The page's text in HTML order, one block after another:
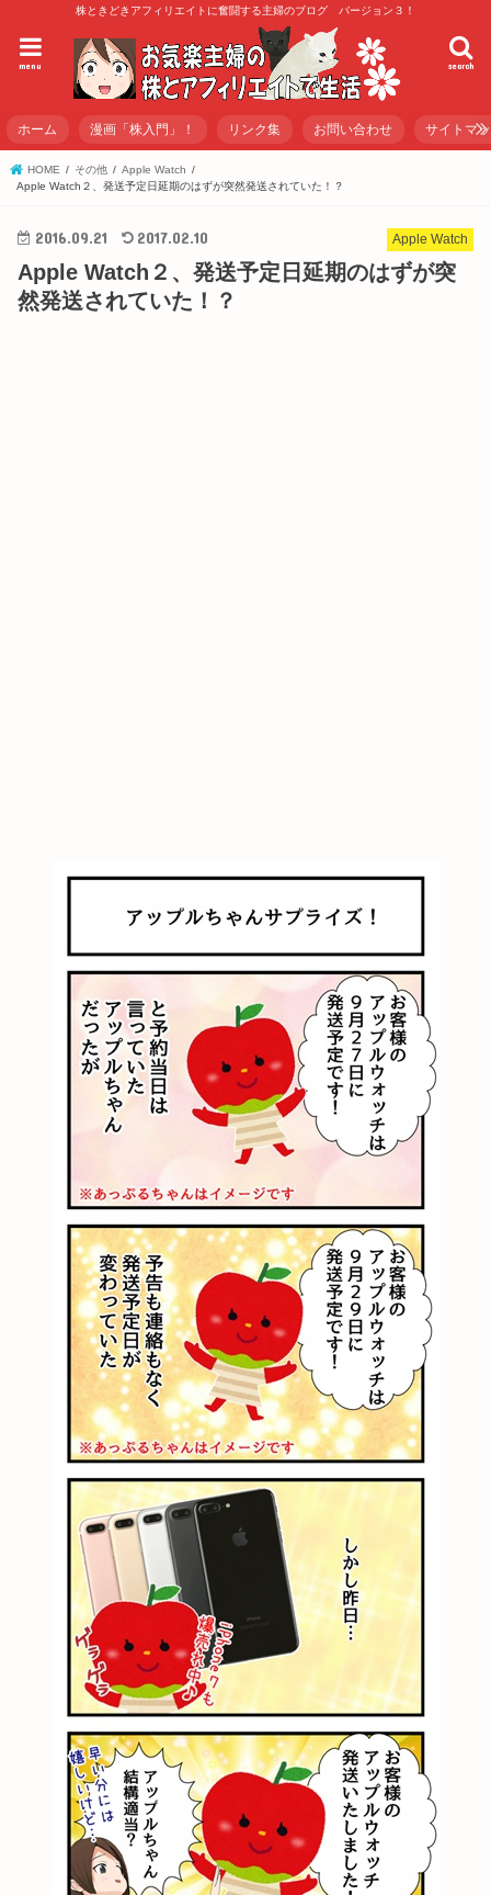
株ときどきアフィリエイトに奮闘する主婦のブログ バージョン３！
search
menu
ホーム 漫画「株入門」！ リンク集 お問い合わせ サイトマ
HOME その他
Apple Watch
Apple Watch２、発送予定日延期のはずが突然発送されていた！？
Apple Watch
2016.09.21 2017.02.10
Apple Watch２、発送予定日延期のはずが突
然発送されていた！？